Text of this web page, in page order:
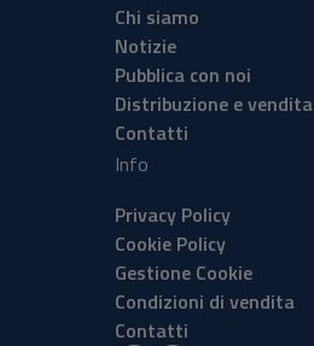
Chi siamo
Notizie
Pubblica con noi
Distribuzione e vendita
Contatti
Info
Privacy Policy
Cookie Policy
Gestione Cookie
Condizioni di vendita
Contatti